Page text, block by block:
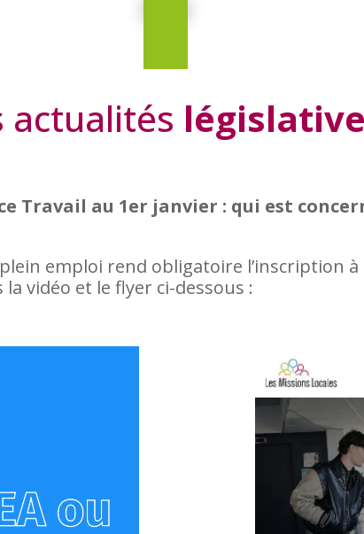
actualités
Travail au 1er janvier : qui est
emploi rend obligatoire l’inscription à
vidéo et le flyer ci-dessous :